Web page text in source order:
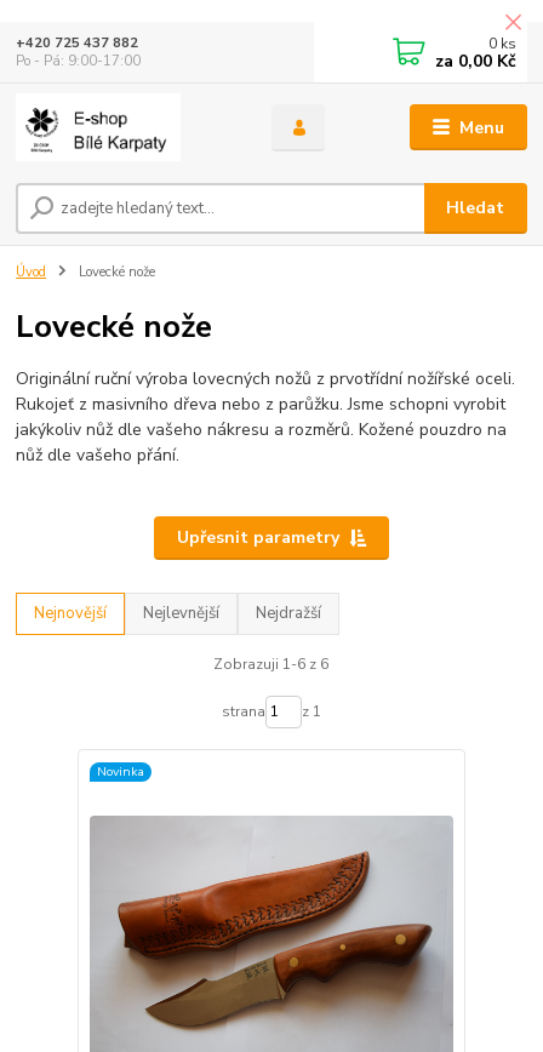
Menu
Hledat
+420 725 437 882
Po - Pá: 9:00-17:00
0 ks
za 0,00 Kč
Úvod Lovecké nože
Lovecké nože
Originální ruční výroba lovecných nožů z prvotřídní nožířské oceli.
Rukojeť z masivního dřeva nebo z parůžku. Jsme schopni vyrobit
jakýkoliv nůž dle vašeho nákresu a rozměrů. Kožené pouzdro na
nůž dle vašeho přání.
Upřesnit parametry
Nejnovější Nejlevnější Nejdražší
Zobrazuji 1-6 z 6
strana z 1
Novinka